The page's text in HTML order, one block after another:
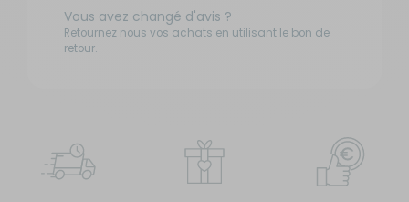
Vous avez changé d'avis ?
Retournez nous vos achats en utilisant le bon de
retour.